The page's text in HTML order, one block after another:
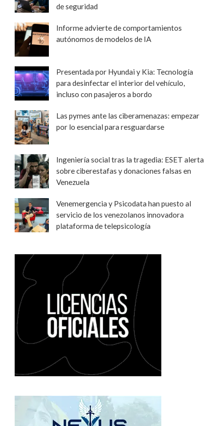
de seguridad
Informe advierte de comportamientos
autónomos de modelos de IA
Presentada por Hyundai y Kia: Tecnología
para desinfectar el interior del vehículo,
incluso con pasajeros a bordo
Las pymes ante las ciberamenazas: empezar
por lo esencial para resguardarse
Ingeniería social tras la tragedia: ESET alerta
sobre ciberestafas y donaciones falsas en
Venezuela
Venemergencia y Psicodata han puesto al
servicio de los venezolanos innovadora
plataforma de telepsicología